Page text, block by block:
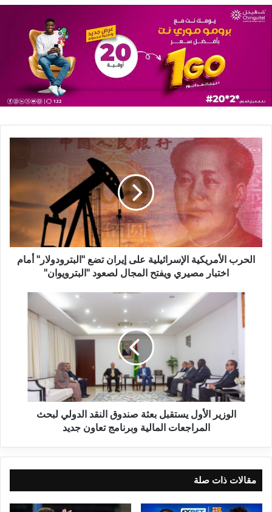
الحرب الأمريكية الإسرائيلية على إيران تضع "البترودولار" أمام
اختبار مصيري ويفتح المجال لصعود "البترويوان"
الوزير الأول يستقبل بعثة صندوق النقد الدولي لبحث
المراجعات المالية وبرنامج تعاون جديد
مقالات ذات صلة